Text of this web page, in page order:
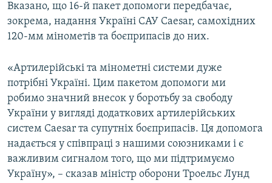
Усі сайти RFE/RL
Вказано, що 16-й пакет допомоги передбачає,
зокрема, надання Україні САУ Caesar, самохідних
120-мм мінометів та боєприпасів до них.
«Артилерійські та мінометні системи дуже
потрібні Україні. Цим пакетом допомоги ми
робимо значний внесок у боротьбу за свободу
України у вигляді додаткових артилерійських
систем Caesar та супутніх боєприпасів. Ця допомога
надається у співпраці з нашими союзниками і є
важливим сигналом того, що ми підтримуємо
Україну», – сказав міністр оборони Троельс Лунд